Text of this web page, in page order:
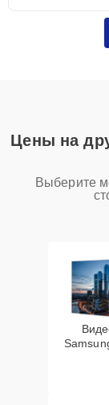
Цены на
Выберите